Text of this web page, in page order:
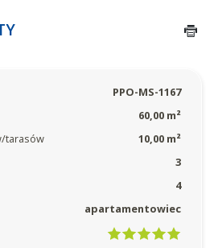
PPO-MS-1167
60,00 m²
tarasów
10,00 m²
3
4
apartamentowiec